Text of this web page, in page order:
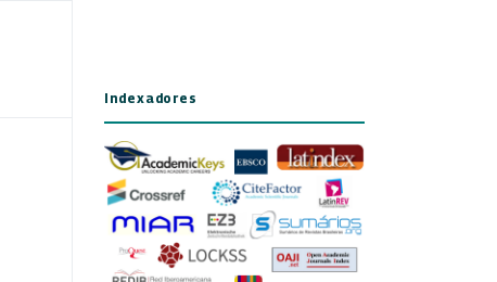
Indexadores